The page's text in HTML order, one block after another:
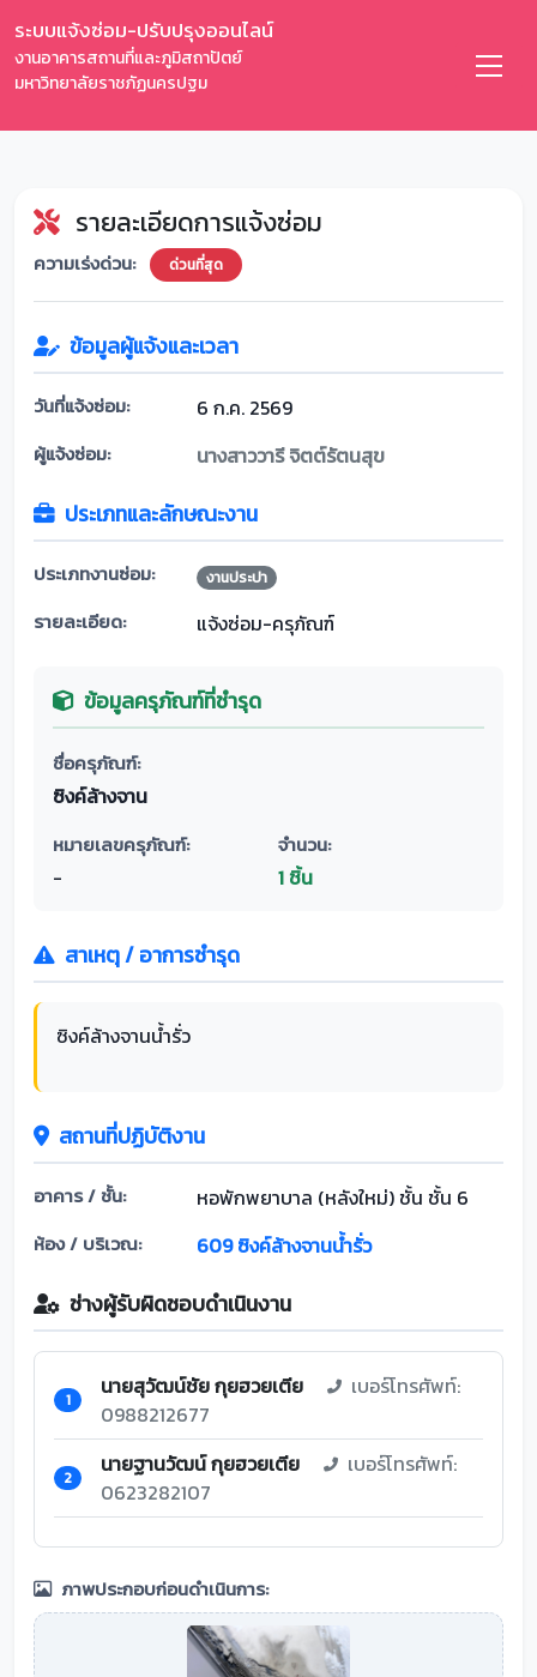
ระบบแจ้งซ่อม-ปรับปรุงออนไลน์
งานอาคารสถานที่และภูมิสถาปัตย์
มหาวิทยาลัยราชภัฏนครปฐม
รายละเอียดการแจ้งซ่อม
ความเร่งด่วน: ด่วนที่สุด
ข้อมูลผู้แจ้งและเวลา
วันที่แจ้งซ่อม: 6 ก.ค. 2569
ผู้แจ้งซ่อม: นางสาววารี จิตต์รัตนสุข
ประเภทและลักษณะงาน
ประเภทงานซ่อม: งานประปา
รายละเอียด: แจ้งซ่อม-ครุภัณฑ์
ข้อมูลครุภัณฑ์ที่ชำรุด
ชื่อครุภัณฑ์:
ซิงค์ล้างจาน
หมายเลขครุภัณฑ์:
-
จำนวน:
1 ชิ้น
สาเหตุ / อาการชำรุด
ซิงค์ล้างจานน้ำรั่ว
สถานที่ปฏิบัติงาน
อาคาร / ชั้น: หอพักพยาบาล (หลังใหม่) ชั้น ชั้น 6
ห้อง / บริเวณ: 609 ซิงค์ล้างจานน้ำรั่ว
ช่างผู้รับผิดชอบดำเนินงาน
1 นายสุวัฒน์ชัย กุยฮวยเตีย
เบอร์โทรศัพท์:
0988212677
2 นายฐานวัฒน์ กุยฮวยเตีย
เบอร์โทรศัพท์:
0623282107
ภาพประกอบก่อนดำเนินการ: